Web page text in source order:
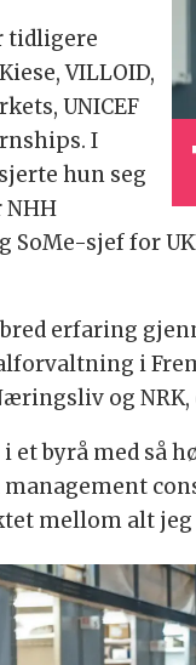
tidligere
VILLOID,
UNICEF
I
hun seg
SoMe-sjef for
erfaring
i
og
et byrå med så
mellom alt jeg